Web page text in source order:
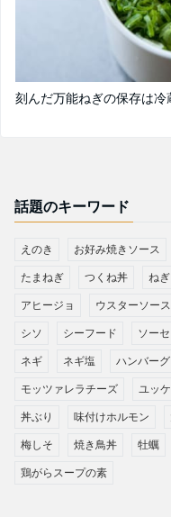
刻んだ万能ねぎの保存は
話題のキーワード
えのき お好み焼きソース
たまねぎ つくね丼 ねぎ
アヒージョ ウスターソース
シソ シーフード ソー
ネギ ネギ塩 ハンバーグ
モッツァレラチーズ ユッ
丼ぶり 味付けホルモン
梅しそ 焼き鳥丼 牡蠣
鶏がらスープの素